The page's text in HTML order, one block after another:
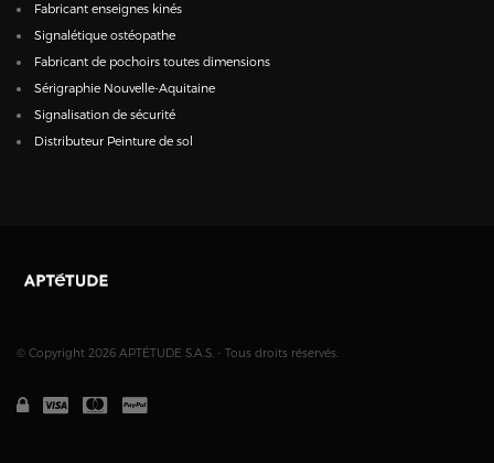
Fabricant enseignes kinés
Signalétique ostéopathe
Fabricant de pochoirs toutes dimensions
Sérigraphie Nouvelle-Aquitaine
Signalisation de sécurité
Distributeur Peinture de sol
© Copyright 2026 APTÉTUDE S.A.S. - Tous droits réservés.